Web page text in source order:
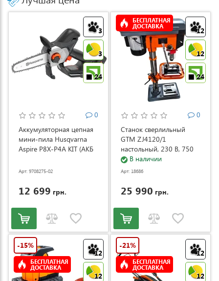
3
3
24
0
Аккумуляторная цепная
мини-пила Husqvarna
Aspire P8X-P4A KIT (АКБ
Арт: 9708275-02
12 699 грн.
12
12
24
БЕСПЛАТНАЯ
ДОСТАВКА
0
Станок сверлильный
GTM ZJ4120/1
настольный, 230 В, 750
Вт (ZJ4120/1)
В наличии
Арт: 18686
25 990 грн.
12
12
-15%
БЕСПЛАТНАЯ
ДОСТАВКА
12
12
-21%
БЕСПЛАТНАЯ
ДОСТАВКА